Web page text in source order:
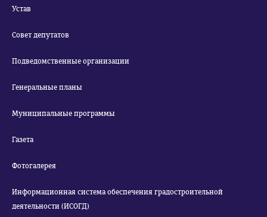
Устав
Совет депутатов
Подведомственные организации
Генеральные планы
Муниципальные программы
Газета
Фотогалерея
Информационная система обеспечения градостроительной
деятельности (ИСОГД)